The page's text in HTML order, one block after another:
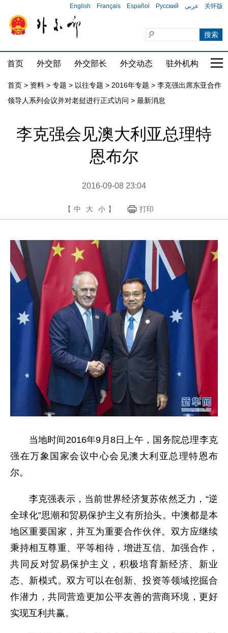
English Français Español Русский عربي 关怀版
首页 外交部 外交部长 外交动态 驻外机构 国
首页 > 资料 > 专题 > 以往专题 > 2016年专题 > 李克强出席东亚合作
领导人系列会议并对老挝进行正式访问 > 最新消息
李克强会见澳大利亚总理特
恩布尔
2016-09-08 23:04
【 中 大 小 】 打印
当地时间2016年9月8日上午，国务院总理李克
强在万象国家会议中心会见澳大利亚总理特恩布
尔。
李克强表示，当前世界经济复苏依然乏力，“逆
全球化”思潮和贸易保护主义有所抬头。中澳都是本
地区重要国家，并互为重要合作伙伴。双方应继续
秉持相互尊重、平等相待，增进互信、加强合作，
共同反对贸易保护主义，积极培育新经济、新业
态、新模式。双方可以在创新、投资等领域挖掘合
作潜力，共同营造更加公平友善的营商环境，更好
实现互利共赢。